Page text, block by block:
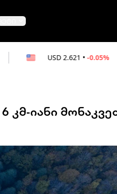
• -0.05% RUB
კმ-იანი